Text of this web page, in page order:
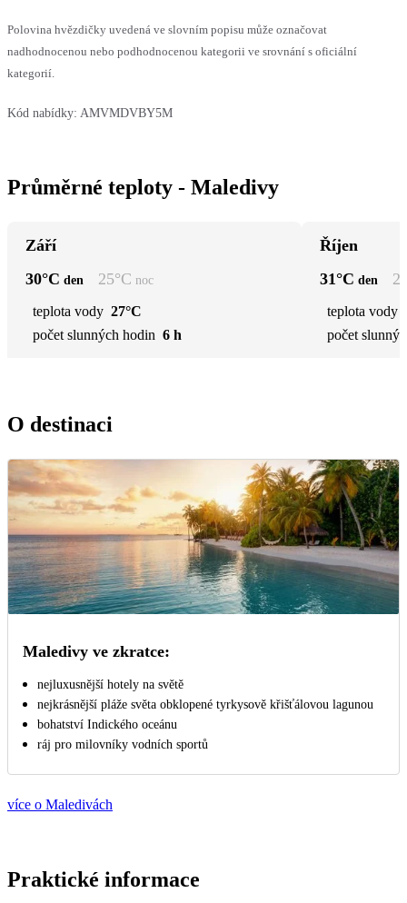
Polovina hvězdičky uvedená ve slovním popisu může označovat
nadhodnocenou nebo podhodnocenou kategorii ve srovnání s oficiální
kategorií.
Kód nabídky: AMVMDVBY5M
Průměrné teploty - Maledivy
Září
30°C den 25°C noc
teplota vody 27°C
počet slunných hodin 6 h
Říjen
31°C den
teplota vody
počet
O destinaci
Maledivy ve zkratce:
nejluxusnější hotely na světě
nejkrásnější pláže světa obklopené tyrkysově křišťálovou lagunou
bohatství Indického oceánu
ráj pro milovníky vodních sportů
více o Maledivách
Praktické informace